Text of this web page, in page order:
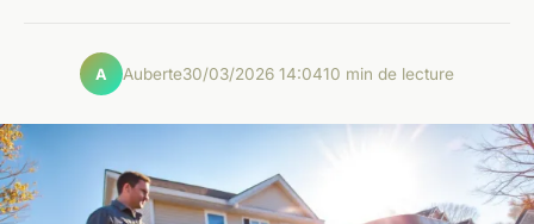
A Auberte30/03/2026 14:0410 min de lecture